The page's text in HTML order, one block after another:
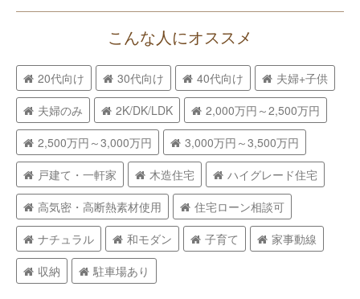
こんな人にオススメ
20代向け 30代向け 40代向け
夫婦+子供
夫婦のみ
2K/DK/LDK
2,000万円～2,500万円
2,500万円～3,000万円
3,000万円～3,500万円
戸建て・一軒家
木造住宅
ハイグレード住宅
高気密・高断熱素材使用
住宅ローン相談可
ナチュラル
和モダン 子育て
家事動線
収納
駐車場あり